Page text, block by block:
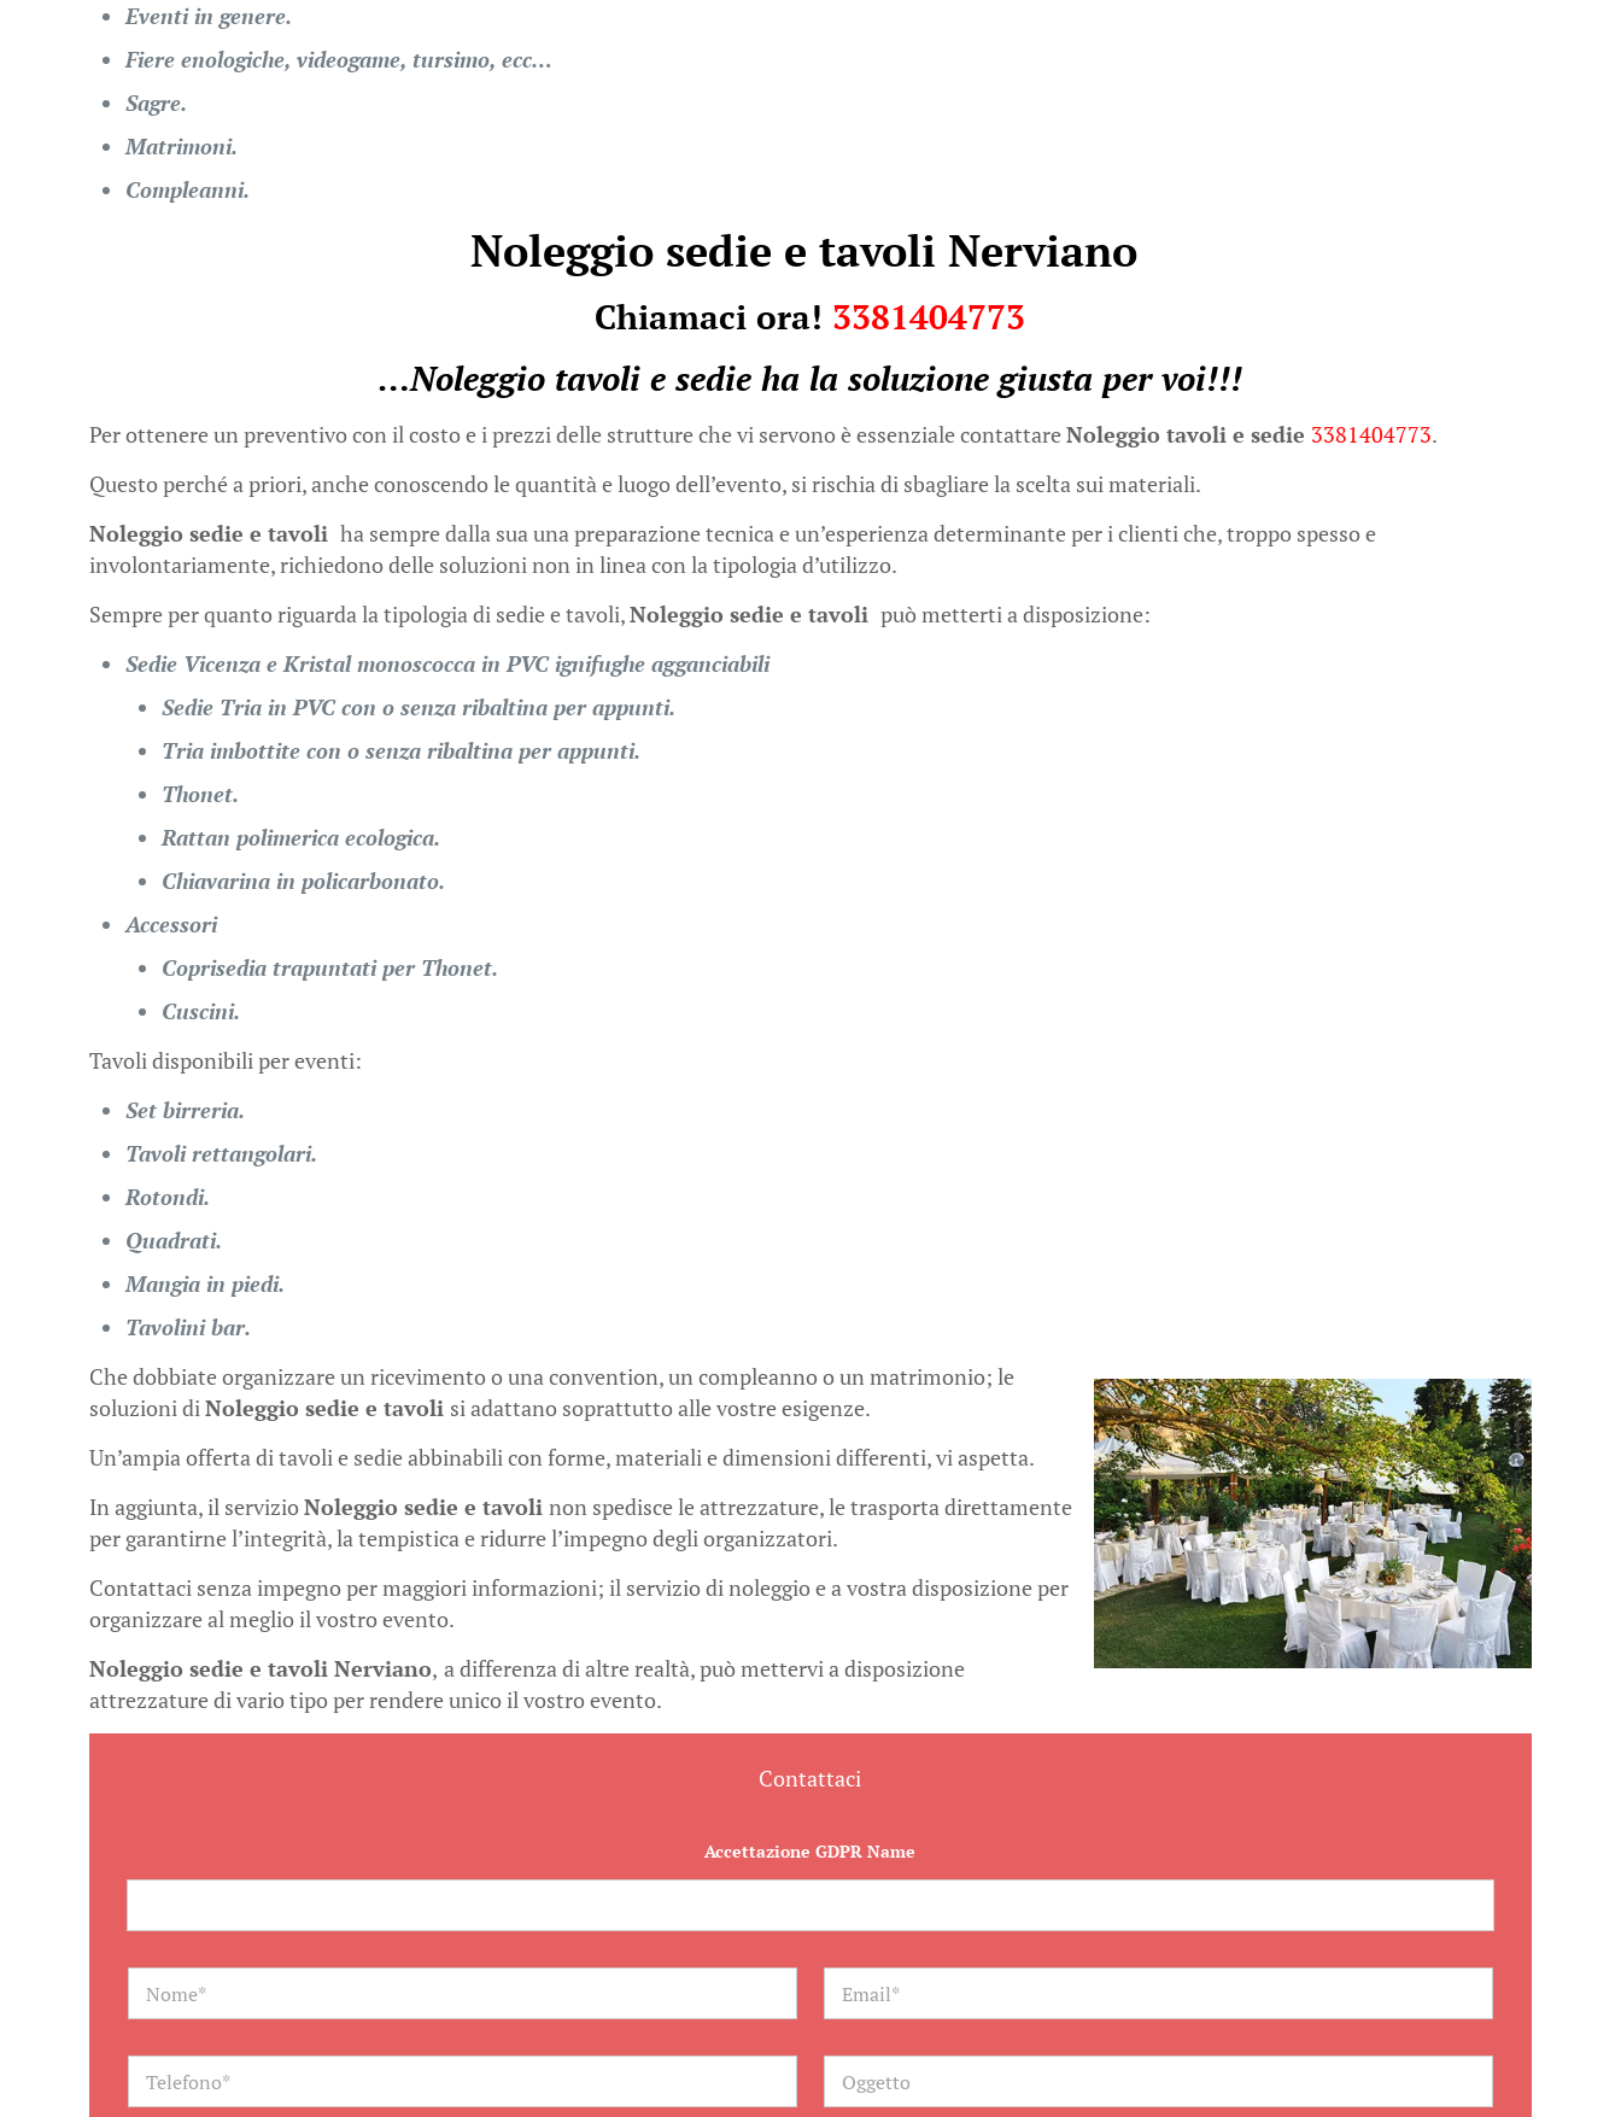
Eventi in genere.
Fiere enologiche, videogame, tursimo, ecc…
Sagre.
Matrimoni.
Compleanni.
Noleggio sedie e tavoli Nerviano
Chiamaci ora! 3381404773
…Noleggio tavoli e sedie ha la soluzione giusta per voi!!!
Per ottenere un preventivo con il costo e i prezzi delle strutture che vi servono è essenziale contattareNoleggio tavoli e sedie 3381404773.
Questo perché a priori, anche conoscendo le quantità e luogo dell’evento, si rischia di sbagliare la scelta sui materiali.
Noleggio sedie e tavoliha sempre dalla sua una preparazione tecnica e un’esperienza determinante per i clienti che, troppo spesso e
involontariamente, richiedono delle soluzioni non in linea con la tipologia d’utilizzo.
Sempre per quanto riguarda la tipologia di sedie e tavoli,Noleggio sedie e tavoli può metterti a disposizione:
Sedie Vicenza e Kristal monoscocca in PVC ignifughe agganciabili
Sedie Tria in PVC con o senza ribaltina per appunti.
Tria imbottite con o senza ribaltina per appunti.
Thonet.
Rattan polimerica ecologica.
Chiavarina in policarbonato.
Accessori
Coprisedia trapuntati per Thonet.
Cuscini.
Tavoli disponibili per eventi:
Set birreria.
Tavoli rettangolari.
Rotondi.
Quadrati.
Mangia in piedi.
Tavolini bar.
Che dobbiate organizzare un ricevimento o una convention, un compleanno o un matrimonio; le
soluzioni diNoleggio sedie e tavoli si adattano soprattutto alle vostre esigenze.
Un’ampia offerta di tavoli e sedie abbinabili con forme, materiali e dimensioni differenti, vi aspetta.
In aggiunta, il servizioNoleggio sedie e tavolinon spedisce le attrezzature, le trasporta direttamente
per garantirne l’integrità, la tempistica e ridurre l’impegno degli organizzatori.
Contattaci senza impegno per maggiori informazioni; il servizio di noleggio e a vostra disposizione per
organizzare al meglio il vostro evento.
Noleggio sedie e tavoli Nerviano, a differenza di altre realtà, può mettervi a disposizione
attrezzature di vario tipo per rendere unico il vostro evento.
Contattaci
Accettazione GDPR Name
N
m
*
E
a
l
T
l
O
g